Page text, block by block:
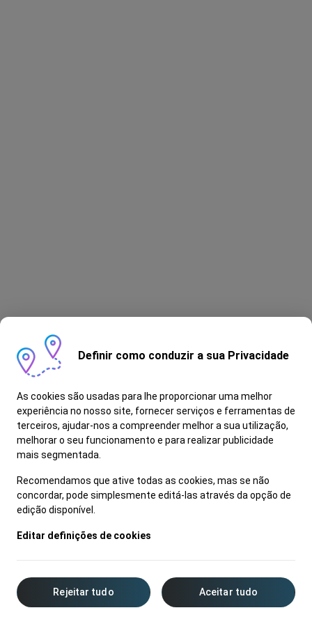
Definir como conduzir a sua Privacidade
As cookies são usadas para lhe proporcionar uma melhor
experiência no nosso site, fornecer serviços e ferramentas de
terceiros, ajudar-nos a compreender melhor a sua utilização,
melhorar o seu funcionamento e para realizar publicidade
mais segmentada.
Recomendamos que ative todas as cookies, mas se não
concordar, pode simplesmente editá-las através da opção de
edição disponível.
Editar definições de cookies
Rejeitar tudo Aceitar tudo